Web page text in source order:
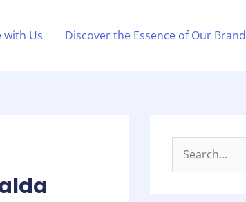
with Us Discover the Essence of Our Brand